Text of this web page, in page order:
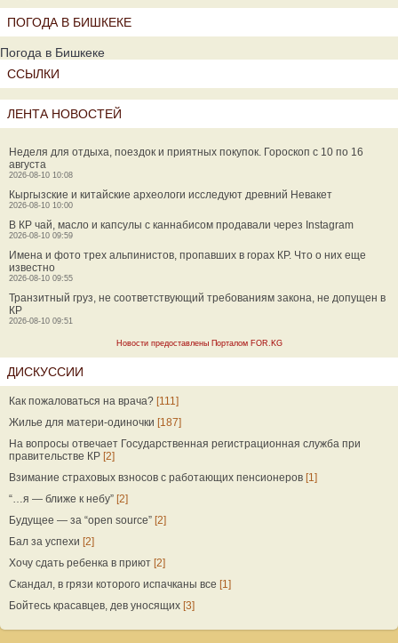
ПОГОДА В БИШКЕКЕ
Погода в Бишкеке
ССЫЛКИ
ЛЕНТА НОВОСТЕЙ
Неделя для отдыха, поездок и приятных покупок. Гороскоп с 10 по 16
августа
2026-08-10 10:08
Кыргызские и китайские археологи исследуют древний Невакет
2026-08-10 10:00
В КР чай, масло и капсулы с каннабисом продавали через Instagram
2026-08-10 09:59
Имена и фото трех альпинистов, пропавших в горах КР. Что о них еще
известно
2026-08-10 09:55
Транзитный груз, не соответствующий требованиям закона, не допущен в
КР
2026-08-10 09:51
Новости предоставлены Порталом FOR.KG
ДИСКУССИИ
Как пожаловаться на врача? [111]
Жилье для матери-одиночки [187]
На вопросы отвечает Государственная регистрационная служба при
правительстве КР [2]
Взимание страховых взносов с работающих пенсионеров [1]
“…я — ближе к небу” [2]
Будущее — за “open source” [2]
Бал за успехи [2]
Хочу сдать ребенка в приют [2]
Скандал, в грязи которого испачканы все [1]
Бойтесь красавцев, дев уносящих [3]